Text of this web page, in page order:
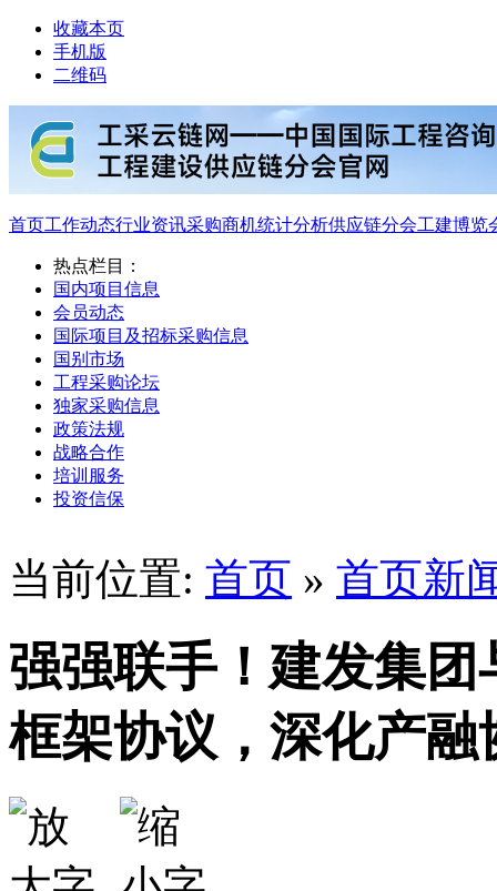
收藏本页
手机版
二维码
首页工作动态行业资讯采购商机统计分析供应链分会工建博览
热点栏目：
国内项目信息
会员动态
国际项目及招标采购信息
国别市场
工程采购论坛
独家采购信息
政策法规
战略合作
培训服务
投资信保
当前位置: 首页 » 首页新
强强联手！建发集
框架协议，深化产融